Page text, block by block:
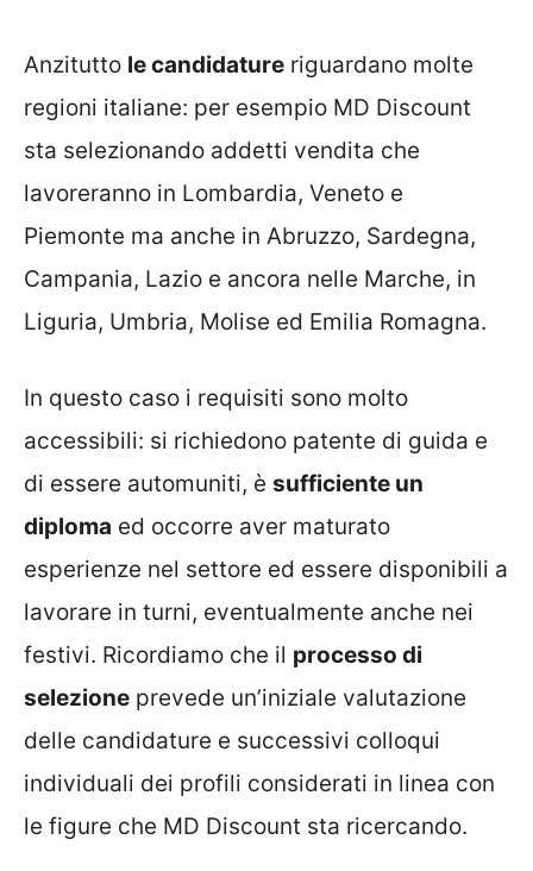
Anzitutto le candidature riguardano molte
regioni italiane: per esempio MD Discount
sta selezionando addetti vendita che
lavoreranno in Lombardia, Veneto e
Piemonte ma anche in Abruzzo, Sardegna,
Campania, Lazio e ancora nelle Marche, in
Liguria, Umbria, Molise ed Emilia Romagna.
In questo caso i requisiti sono molto
accessibili: si richiedono patente di guida e
di essere automuniti, è sufficiente un
diploma ed occorre aver maturato
esperienze nel settore ed essere disponibili a
lavorare in turni, eventualmente anche nei
festivi. Ricordiamo che il processo di
selezione prevede un’iniziale valutazione
delle candidature e successivi colloqui
individuali dei profili considerati in linea con
le figure che MD Discount sta ricercando.